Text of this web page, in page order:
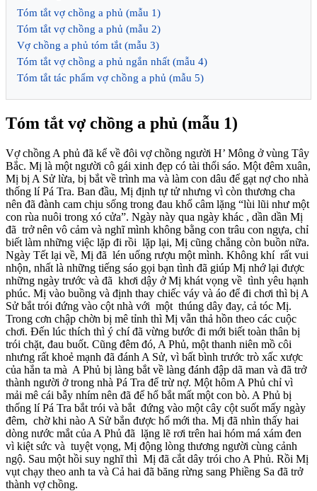
Tóm tắt vợ chồng a phủ (mẫu 1)
Tóm tắt vợ chồng a phủ (mẫu 2)
Vợ chồng a phủ tóm tắt (mẫu 3)
Tóm tắt vợ chồng a phủ ngắn nhất (mẫu 4)
Tóm tắt tác phẩm vợ chồng a phủ (mẫu 5)
Tóm tắt vợ chồng a phủ (mẫu 1)
Vợ chồng A phủ đã kể về đôi vợ chồng người H’ Mông ở vùng Tây
Bắc. Mị là một người cô gái xinh đẹp có tài thổi sáo. Một đêm xuân,
Mị bị A Sử lừa, bị bắt về trình ma và làm con dâu để gạt nợ cho nhà
thống lí Pá Tra. Ban đầu, Mị định tự tử nhưng vì còn thương cha
nên đã đành cam chịu sống trong đau khổ câm lặng “lùi lũi như một
con rùa nuôi trong xó cửa”. Ngày này qua ngày khác , dần dần Mị
đã trở nên vô cảm và nghĩ mình không bằng con trâu con ngựa, chỉ
biết làm những việc lặp đi rồi lặp lại, Mị cũng chẳng còn buồn nữa.
Ngày Tết lại về, Mị đã lén uống rượu một mình. Không khí rất vui
nhộn, nhất là những tiếng sáo gọi bạn tình đã giúp Mị nhớ lại được
những ngày trước và đã khơi dậy ở Mị khát vọng về tình yêu hạnh
phúc. Mị vào buồng và định thay chiếc váy và áo để đi chơi thì bị A
Sử bắt trói đứng vào cột nhà với một thúng dây đay, cả tóc Mị.
Trong cơn chập chờn bị mê tỉnh thì Mị vẫn thả hồn theo các cuộc
chơi. Đến lúc thích thì ý chí đã vừng bước đi mới biết toàn thân bị
trói chặt, đau buốt. Cũng đêm đó, A Phủ, một thanh niên mồ côi
nhưng rất khoẻ mạnh đã đánh A Sử, vì bất bình trước trò xấc xược
của hắn ta mà A Phủ bị làng bắt về làng đánh đập dã man và đã trở
thành người ở trong nhà Pá Tra để trừ nợ. Một hôm A Phủ chỉ vì
mải mê cái bẫy nhím nên đã để hổ bắt mất một con bò. A Phủ bị
thống lí Pá Tra bắt trói và bắt đứng vào một cây cột suốt mấy ngày
đêm, chờ khi nào A Sử bắn được hổ mới tha. Mị đã nhìn thấy hai
dòng nước mắt của A Phủ đã lặng lẽ rơi trên hai hóm má xám đen
vì kiệt sức và tuyệt vọng, Mị động lòng thương người cùng cảnh
ngộ. Sau một hồi suy nghĩ thì Mị đã cắt dây trói cho A Phủ. Rồi Mị
vụt chạy theo anh ta và Cả hai đã băng rừng sang Phiềng Sa đã trở
thành vợ chồng.